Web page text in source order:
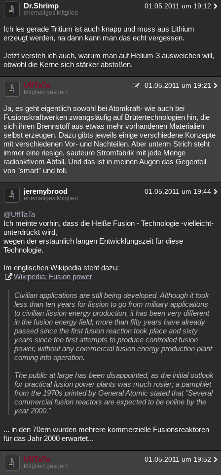
Dr.Shrimp 01.05.2011 um 19:12
ehemaliges Mitglied
Ich les gerade Tritium ist auch knapp und muss aus Lithium
erzeugt werden, na dann kann man das echt vergessen.
Jetzt versteh ich auch, warum man auf Helium-3 ausweichen will,
obwohl die Kerne sich stärker abstoßen.
UffTaTa 01.05.2011 um 19:21
Mitglied gesperrt
Ja, es geht eigentlich sowohl bei Atomkraft- wie auch bei
Fusionskraftwerken zwangsläufig auf Brütertechnologien hin, die
sich ihren Brennstoff aus etwas mehr vorhandenen Materialien
selbst erzeugen. Dazu gibts jeweils einige verschiedene Konzepte
mit verschiedenen Vor- und Nachteilen. Aber unterm Strich steht
immer eine riesige, sauteure Stromfabrik mit jede Menge
radioaktivem Abfall. Und das ist in meinen Augen das Gegenteil
von "smart" und toll.
jeremybrood 01.05.2011 um 19:44
ehemaliges Mitglied
@UffTaTa
Ich meinte vorhin, dass die Heiße Fusion - Technologie -vielleicht-
unterdrückt wird,
wegen der erstaunlich langen Entwicklungszeit für diese
Technologie.
Im englischen Wikipedia steht dazu:
Wikipedia: Fusion power
Civilian applications are still being developed. Although it took
less than ten years for fission to go from military applications
to civilian fission energy production, it has been very different
in the fusion energy field; more than fifty years have already
passed since the first fusion reaction took place and sixty
years since the first attempts to produce controlled fusion
power, without any commercial fusion energy production plant
coming into operation.
The public at large has been disappointed, as the initial outlook
for practical fusion power plants was much rosier; a pamphlet
from the 1970s printed by General Atomic stated that "Several
commercial fusion reactors are expected to be online by the
year 2000."
... in den 70ern wurden mehrere kommerzielle Fusionsreaktoren
für das Jahr 2000 erwartet...
UffTaTa 01.05.2011 um 19:52
Mitglied gesperrt